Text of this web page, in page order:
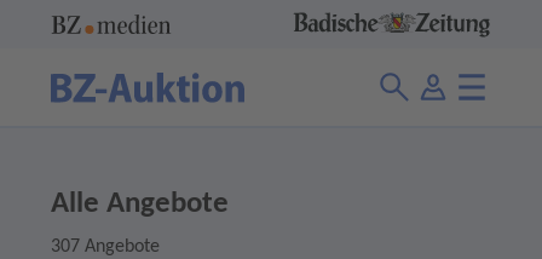
Alle Angebote
307 Angebote